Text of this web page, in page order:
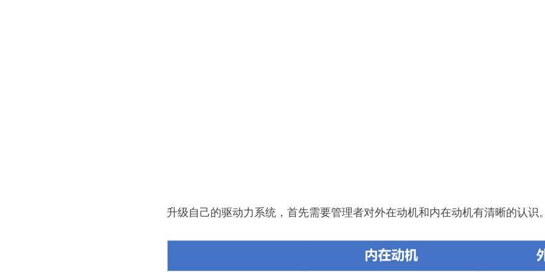
升级自己的驱动力系统，首先需要管理者对外在动机和内在动机有清晰的认识